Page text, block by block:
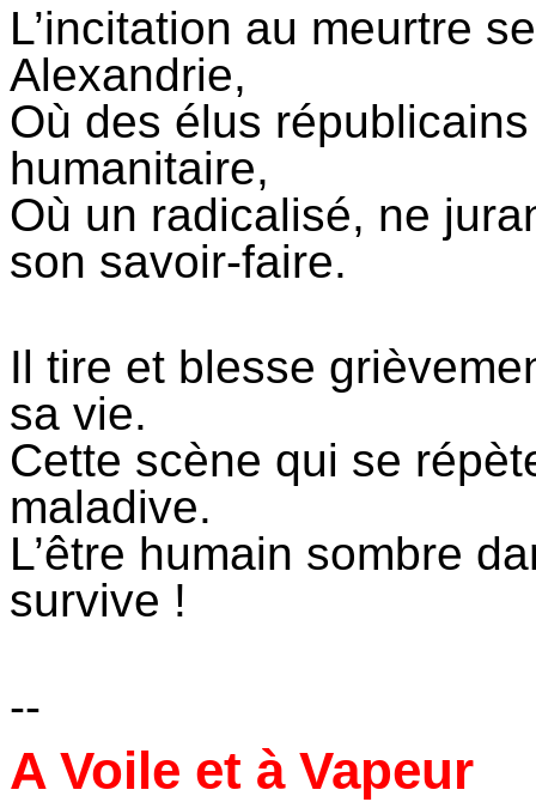
L’incitation au meurtre
Alexandrie,
Où des élus
humanitaire,
Où un radicalisé, ne
son savoir-faire.
Il tire et blesse
sa vie.
Cette scène qui se
maladive.
L’être humain sombre
survive !
--
A Voile et à Vapeur